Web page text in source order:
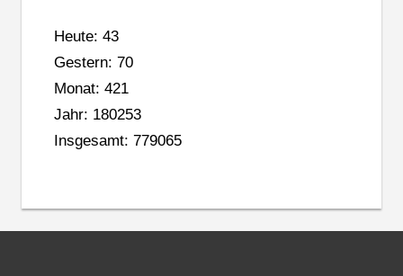
Heute: 43
Gestern: 70
Monat: 421
Jahr: 180253
Insgesamt: 779065